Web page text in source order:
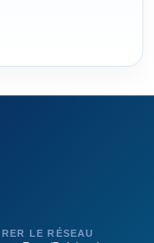
LE RÉSEAU